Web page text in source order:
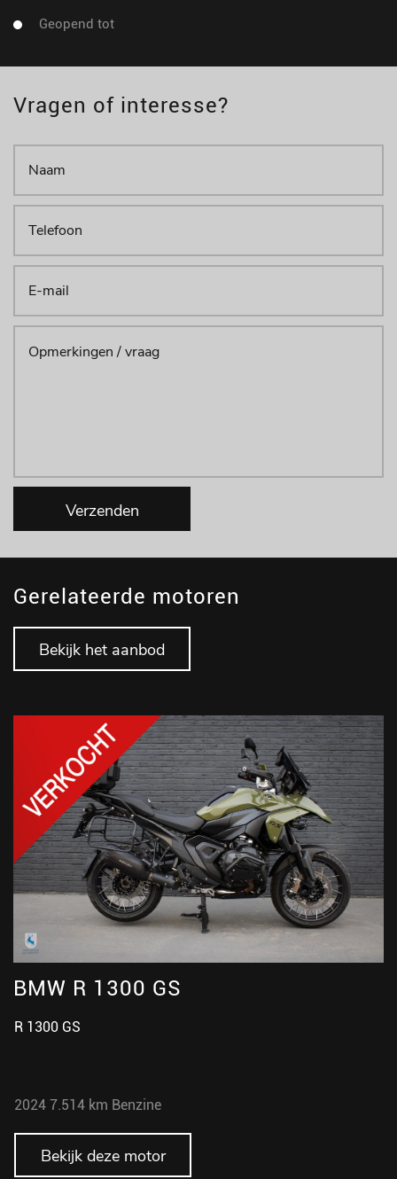
Geopend tot
Vragen of interesse?
Verzenden
Gerelateerde motoren
Bekijk het aanbod
BMW R 1300 GS
R 1300 GS
2024 7.514 km Benzine
Bekijk deze motor